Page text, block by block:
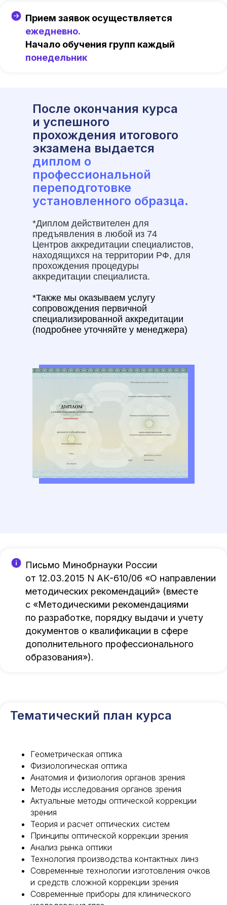
Прием заявок осуществляется
ежедневно.
Начало обучения групп каждый
понедельник
После окончания курса
и успешного
прохождения итогового
экзамена выдается
диплом о
профессиональной
переподготовке
установленного образца.
*Диплом действителен для
предъявления в любой из 74
Центров аккредитации специалистов,
находящихся на территории РФ, для
прохождения процедуры
аккредитации специалиста.
*Также мы оказываем услугу
сопровождения первичной
специализированной аккредитации
(подробнее уточняйте у менеджера)
Письмо Минобрнауки России
от 12.03.2015 N АК-610/06 «О направлении
методических рекомендаций» (вместе
с «Методическими рекомендациями
по разработке, порядку выдачи и учету
документов о квалификации в сфере
дополнительного профессионального
образования»).
Тематический план курса
Геометрическая оптика
Физиологическая оптика
Анатомия и физиология органов зрения
Методы исследования органов зрения
Актуальные методы оптической коррекции
зрения
Теория и расчет оптических систем
Принципы оптической коррекции зрения
Анализ рынка оптики
Технология производства контактных линз
Современные технологии изготовления очков
и средств сложной коррекции зрения
Современные приборы для клинического